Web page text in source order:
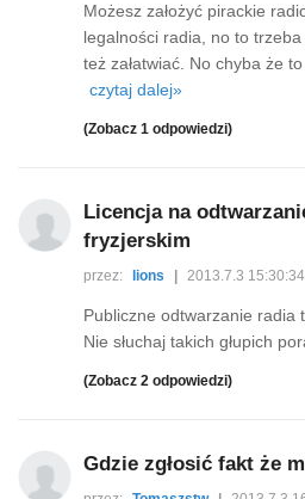
Możesz założyć pirackie
legalności radia, no to
też załatwiać. No chyba że
czytaj dalej»
(Zobacz 1 odpowiedzi)
Licencja na
fryzjerskim
przez: lions 2013.7.3 15:30:34
Publiczne odtwarzanie radia
Nie słuchaj takich głupich
(Zobacz 2 odpowiedzi)
Gdzie zgłosić fakt że